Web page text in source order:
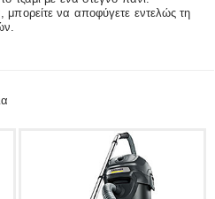
μπορείτε να αποφύγετε εντελώς τη